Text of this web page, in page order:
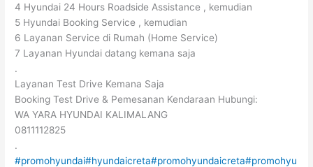
4 Hyundai 24 Hours Roadside Assistance , kemudian
5 Hyundai Booking Service , kemudian
6 Layanan Service di Rumah (Home Service)
7 Layanan Hyundai datang kemana saja
.
Layanan Test Drive Kemana Saja
Booking Test Drive & Pemesanan Kendaraan Hubungi:
WA YARA HYUNDAI KALIMALANG
0811112825
.
#promohyundai#hyundaicreta#promohyundaicreta#promohyu